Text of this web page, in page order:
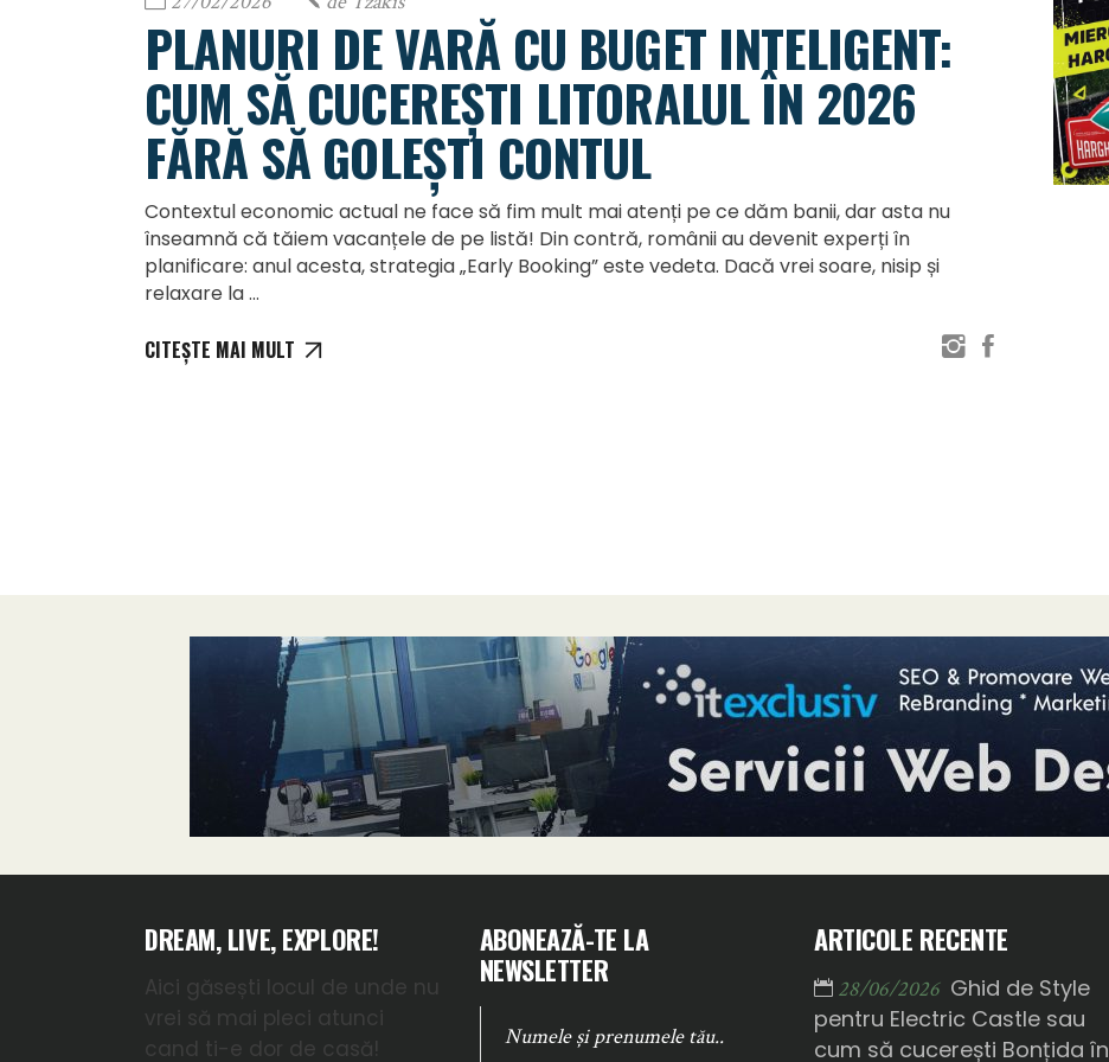
PLANURI DE VARĂ CU BUGET INTELIGENT:
CUM SĂ CUCEREȘTI LITORALUL ÎN 2026
FĂRĂ SĂ GOLEȘTI CONTUL
Contextul economic actual ne face să fim mult mai atenți pe ce dăm banii, dar asta nu
înseamnă că tăiem vacanțele de pe listă! Din contră, românii au devenit experți în
planificare: anul acesta, strategia „Early Booking” este vedeta. Dacă vrei soare, nisip și
relaxare la
CITEȘTE MAI MULT
DREAM, LIVE, EXPLORE!
Aici găsești locul de unde nu
vrei să mai pleci atunci
cand ti-e dor de casă!
ABONEAZĂ-TE LA
NEWSLETTER
ARTICOLE RECENTE
28/06/2026 Ghid de Style
pentru Electric Castle sau
cum să cucerești Bonțida în